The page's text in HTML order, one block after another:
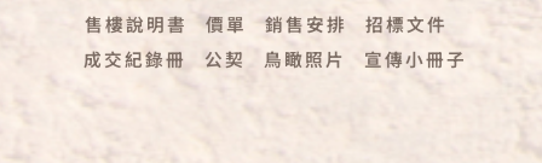
售樓說明書 價單 銷售安排
招標文件
成交紀錄冊
公契 鳥瞰照片 宣傳小冊子